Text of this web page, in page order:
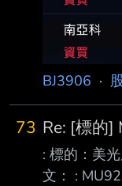
實戰經驗，
一波主升
場南亞科
退場機制
再跌 沒有
https://files.
BJ3906 ·
73 Re: [標的]
: 標的：美
文： :